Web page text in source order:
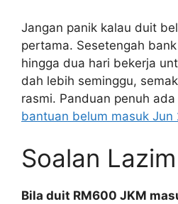
Jangan panik kalau duit
pertama. Sesetengah
hingga dua hari bekerja
dah lebih seminggu,
rasmi. Panduan penuh
bantuan belum masuk Jun
Soalan Lazim
Bila duit RM600 JKM